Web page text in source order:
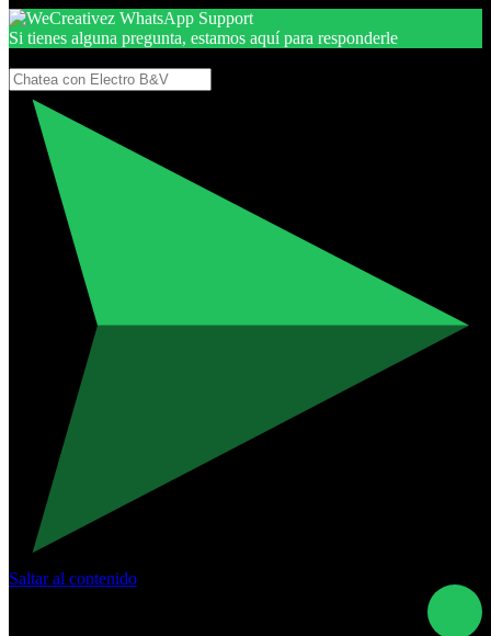
Si tienes alguna pregunta, estamos aquí para responderle
Saltar al contenido